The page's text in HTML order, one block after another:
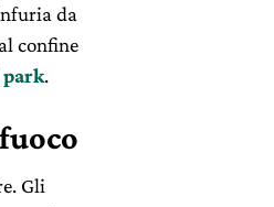
da
confine
park.
Gli